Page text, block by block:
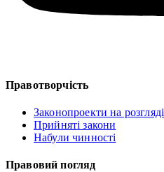
Правотворчість
Законопроекти на розгляді
Прийняті закони
Набули чинності
Правовий погляд